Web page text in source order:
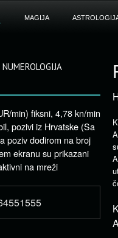
MAGIJA
min) fiksni, 4,78 kn/min
pozivi iz Hrvatske (Sa
poziv dodirom na broj
ekranu su prikazani
na mreži